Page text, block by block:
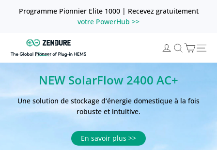
Programme Pionnier Elite 1000 | Recevez gratuitement
votre PowerHub >>
Zendure
France
Se
NEW SolarFlow 2400 AC+
Une solution de stockage d‘énergie domestique à la fois
robuste et intuitive.
En savoir plus >>
SolarFlow 2400 Pro :
Le système de stockage solaire de balcon ultime, 2400 W
En savoir plus >>
SolarFlow 4000 Mix AC+
Achetez 2 unités de la série SolarFlow 4000 Mix et obtenez
En savoir plus >>